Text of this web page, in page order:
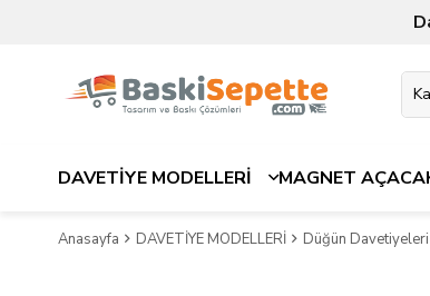
DAVETİYE MODELLERİ MAGNET
Anasayfa DAVETİYE MODELLERİ Düğün Davetiyeleri